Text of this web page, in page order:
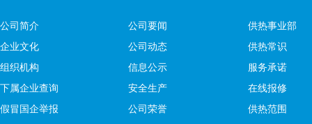
公司简介
企业文化
组织机构
下属企业查询
假冒国企举报
公司要闻
公司动态
信息公示
安全生产
公司荣誉
供热事业部
供热常识
服务承诺
在线报修
供热范围